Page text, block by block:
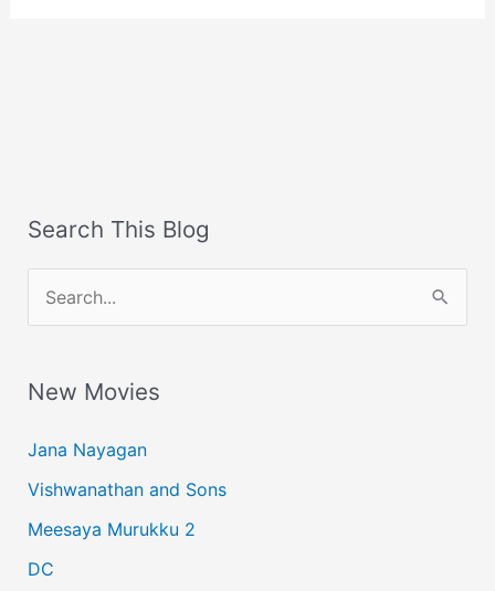
Search This Blog
e
r
h
f
o
r
New Movies
Jana Nayagan
Vishwanathan and Sons
Meesaya Murukku 2
DC